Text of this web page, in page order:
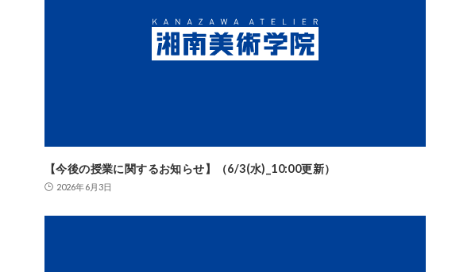
【今後の授業に関するお知らせ】（6/3(水)_10:00更新）
2026年6月3日